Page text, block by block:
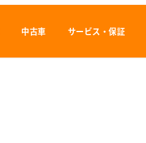
中古車 サービス・保証